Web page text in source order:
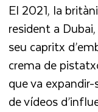
El 2021, la
resident a
seu capritx
crema de
que va
de vídeos